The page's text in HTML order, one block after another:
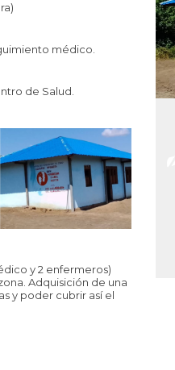
médico.
de Salud.
y 2 enfermeros)
Adquisición de una
y poder cubrir así el